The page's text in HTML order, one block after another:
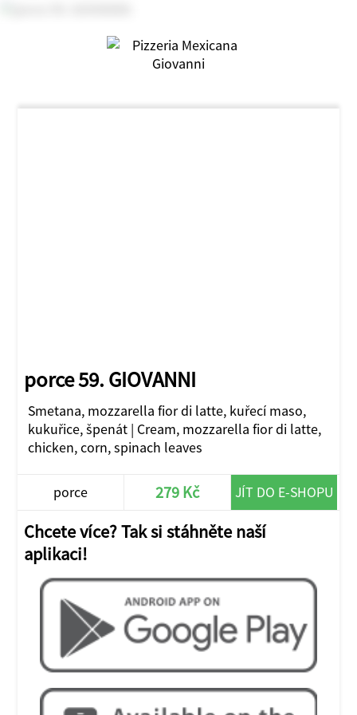
porce 59. GIOVANNI
Smetana, mozzarella fior di latte, kuřecí maso,
kukuřice, špenát | Cream, mozzarella fior di latte,
chicken, corn, spinach leaves
porce 279 Kč JÍT DO E-SHOPU
Chcete více? Tak si stáhněte naší
aplikaci!